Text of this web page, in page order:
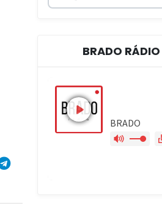
BRADO RÁDIO